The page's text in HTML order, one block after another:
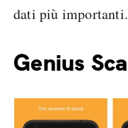
dati più importanti.
Genius